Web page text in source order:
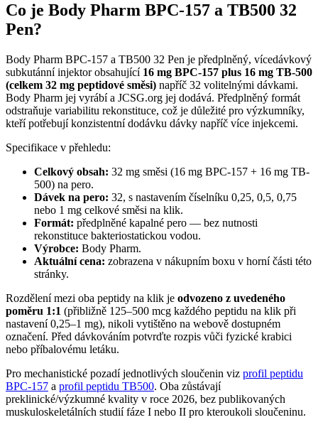
Co je Body Pharm BPC-157 a TB500 32
Pen?
Body Pharm BPC-157 a TB500 32 Pen je předplněný, vícedávkový
subkutánní injektor obsahující 16 mg BPC-157 plus 16 mg TB-500
(celkem 32 mg peptidové směsi) napříč 32 volitelnými dávkami.
Body Pharm jej vyrábí a JCSG.org jej dodává. Předplněný formát
odstraňuje variabilitu rekonstituce, což je důležité pro výzkumníky,
kteří potřebují konzistentní dodávku dávky napříč více injekcemi.
Specifikace v přehledu:
Celkový obsah: 32 mg směsi (16 mg BPC-157 + 16 mg TB-
500) na pero.
Dávek na pero: 32, s nastavením číselníku 0,25, 0,5, 0,75
nebo 1 mg celkové směsi na klik.
Formát: předplněné kapalné pero — bez nutnosti
rekonstituce bakteriostatickou vodou.
Výrobce: Body Pharm.
Aktuální cena: zobrazena v nákupním boxu v horní části této
stránky.
Rozdělení mezi oba peptidy na klik je odvozeno z uvedeného
poměru 1:1 (přibližně 125–500 mcg každého peptidu na klik při
nastavení 0,25–1 mg), nikoli vytištěno na webově dostupném
označení. Před dávkováním potvrďte rozpis vůči fyzické krabici
nebo příbalovému letáku.
Pro mechanistické pozadí jednotlivých sloučenin viz profil peptidu
BPC-157 a profil peptidu TB500. Oba zůstávají
preklinické/výzkumné kvality v roce 2026, bez publikovaných
muskuloskeletálních studií fáze I nebo II pro kteroukoli sloučeninu.